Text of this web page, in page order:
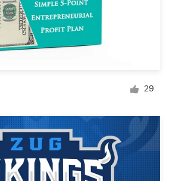
29